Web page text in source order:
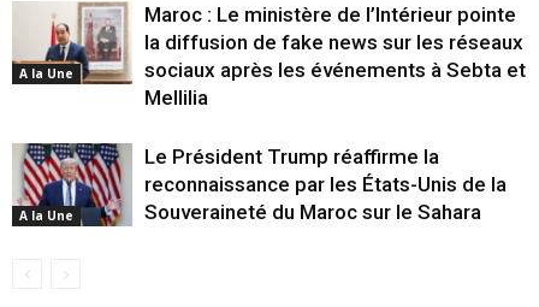
A la Une
Maroc : Le ministère de l’Intérieur pointe
la diffusion de fake news sur les réseaux
sociaux après les événements à Sebta et
Mellilia
A la Une
Le Président Trump réaffirme la
reconnaissance par les États-Unis de la
Souveraineté du Maroc sur le Sahara